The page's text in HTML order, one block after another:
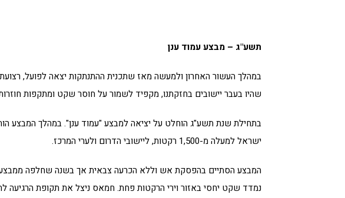
תשע"ג – מבצע עמוד ענן
במהלך העשור האחרון ולמעשה מאז שתכנית ההתנתקות יצאה לפועל,
שהיו בעבר יישובים בחזקתנו, מקפיד לשמור על חוסר שקט ומתקפות
בתחילת שנת תשע"ג הוחלט על יציאה למבצע "עמוד ענן". במהלך המבצע
ישראל למעלה מ-1,500 רקטות, ליישובי הדרום ולערי המרכז.
המבצע הסתיים בהפסקת אש וללא הכרעה צבאית אך בשנה שחלפה ממבצע
נמדד שקט יחסי באזור וירי הרקטות פחת. חמאס ניצל את תקופת הרגיעה